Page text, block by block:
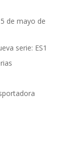
de mayo de
serie: ES1